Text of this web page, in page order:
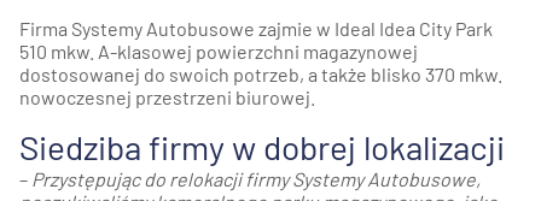
Firma Systemy Autobusowe zajmie w Ideal Idea City Park
510 mkw. A-klasowej powierzchni magazynowej
dostosowanej do swoich potrzeb, a także blisko 370 mkw.
nowoczesnej przestrzeni biurowej.
Siedziba firmy w dobrej lokalizacji
– Przystępując do relokacji firmy Systemy Autobusowe,